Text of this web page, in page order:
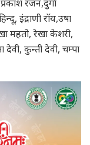
रंजन,दुर्गा
इंद्राणी रॉय,उषा
महतो, रेखा केशरी,
देवी, कुन्ती देवी, चम्पा